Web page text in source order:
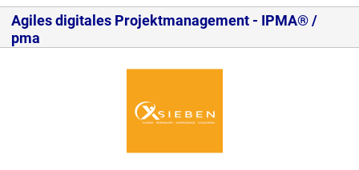
Agiles digitales Projektmanagement - IPMA® /
pma